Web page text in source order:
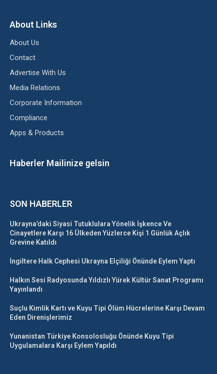
About Links
About Us
Contact
Advertise With Us
Media Relations
Corporate Information
Compliance
Apps & Products
Haberler Mailinize gelsin
SON HABERLER
Ukrayna’daki Siyasi Tutuklulara Yönelik İşkence Ve
Cinayetlere Karşı 16 Ülkeden Yüzlerce Kişi 1 Günlük Açlık
Grevine Katıldı
İngiltere Halk Cephesi Ukrayna Elçiliği Önünde Eylem Yaptı
Halkın Sesi Radyosunda Yıldızlı Yürek Kültür Sanat Programı
Yayınlandı
Suçlu Kimlik Kartı ve Kuyu Tipi Ölüm Hücrelerine Karşı Devam
Eden Direnişlerimiz
Yunanistan Türkiye Konsolosluğu Önünde Kuyu Tipi
Uygulamalara Karşı Eylem Yapıldı